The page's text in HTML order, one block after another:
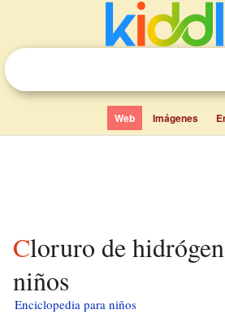
Web Imágenes
Cloruro de hidrógeno para
niños
Enciclopedia para niños